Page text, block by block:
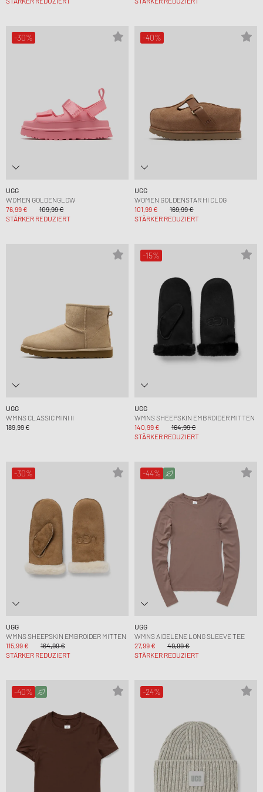
-30%
UGG
WOMEN GOLDENGLOW
76,99 €
109,99 €
STÄRKER REDUZIERT
-40%
UGG
WOMEN GOLDENSTAR HI CLOG
101,99 €
169,99 €
STÄRKER REDUZIERT
UGG
WMNS CLASSIC MINI II
189,99 €
-15%
UGG
WMNS SHEEPSKIN EMBROIDER MITTEN
140,99 €
164,99 €
STÄRKER REDUZIERT
-30%
UGG
WMNS SHEEPSKIN EMBROIDER MITTEN
115,99 €
164,99 €
STÄRKER REDUZIERT
-44%
UGG
WMNS AIDELENE LONG SLEEVE TEE
27,99 €
49,99 €
STÄRKER REDUZIERT
-40% -24%